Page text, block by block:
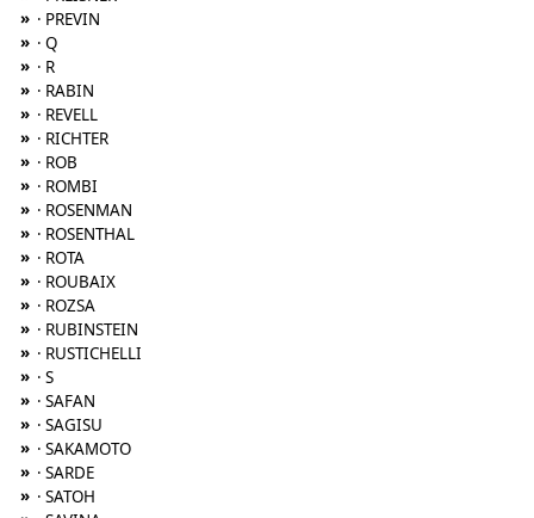
» · PREVIN
» · Q
» · R
» · RABIN
» · REVELL
» · RICHTER
» · ROB
» · ROMBI
» · ROSENMAN
» · ROSENTHAL
» · ROTA
» · ROUBAIX
» · ROZSA
» · RUBINSTEIN
» · RUSTICHELLI
» · S
» · SAFAN
» · SAGISU
» · SAKAMOTO
» · SARDE
» · SATOH